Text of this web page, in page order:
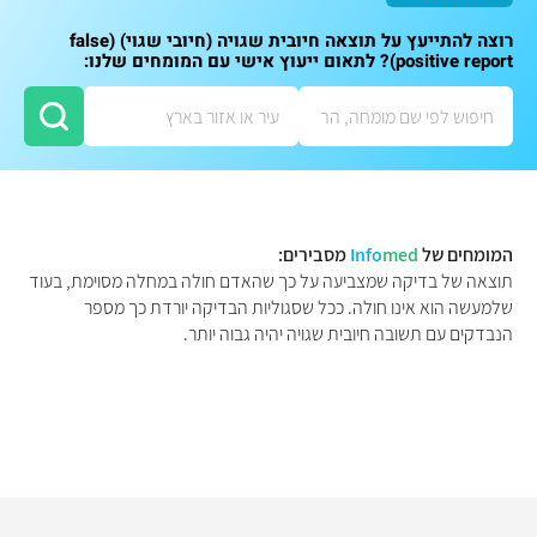
רוצה להתייעץ על תוצאה חיובית שגויה (חיובי שגוי) (false
positive report)? לתאום ייעוץ אישי עם המומחים שלנו:
המומחים של Infomed
מסבירים:
תוצאה של בדיקה שמצביעה על כך שהאדם חולה במחלה מסוימת, בעוד
שלמעשה הוא אינו חולה. ככל שסגוליות הבדיקה יורדת כך מספר
הנבדקים עם תשובה חיובית שגויה יהיה גבוה יותר.